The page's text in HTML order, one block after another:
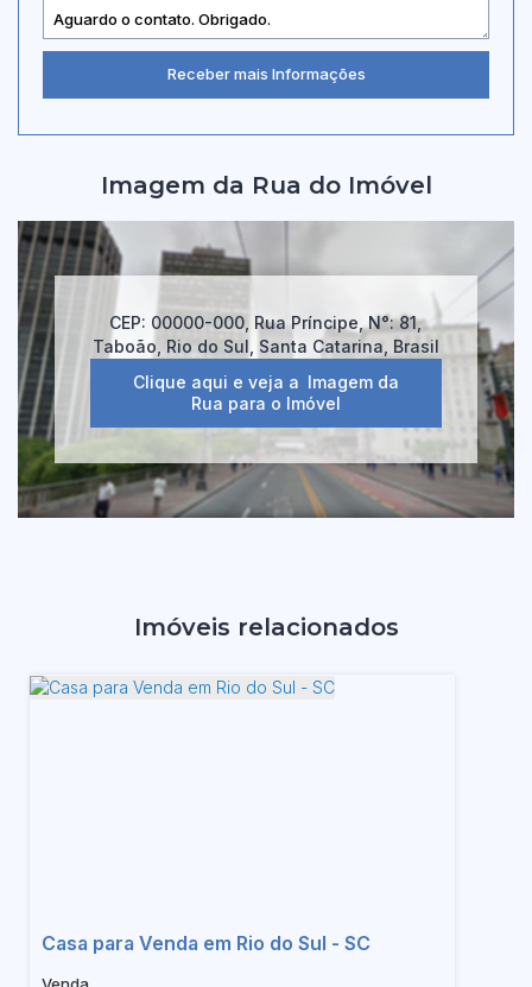
Imagem da Rua do Imóvel
CEP: 00000-000 Rua Príncipe N°:81,
Taboão Rio do Sul Santa Catarina Brasil
Clique aqui e veja a Imagem da
Rua para o Imóvel
Imóveis relacionados
Casa para Venda em Rio do Sul - SC